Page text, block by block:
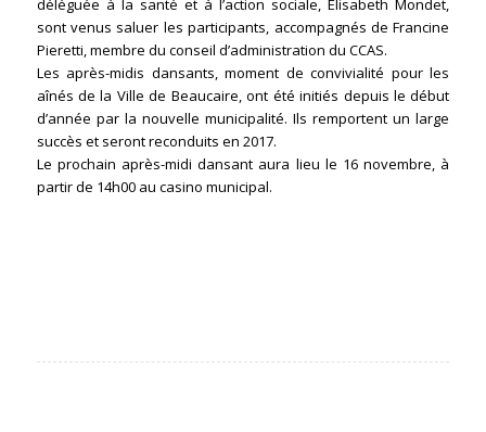
déléguée à la santé et à l’action sociale, Elisabeth Mondet,
sont venus saluer les participants, accompagnés de Francine
Pieretti, membre du conseil d’administration du CCAS.
Les après-midis dansants, moment de convivialité pour les
aînés de la Ville de Beaucaire, ont été initiés depuis le début
d’année par la nouvelle municipalité. Ils remportent un large
succès et seront reconduits en 2017.
Le prochain après-midi dansant aura lieu le 16 novembre, à
partir de 14h00 au casino municipal.